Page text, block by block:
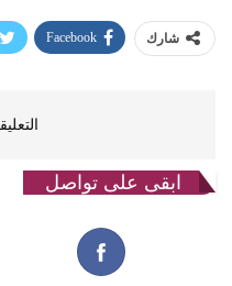
شارك Facebook
ابقى على تواصل